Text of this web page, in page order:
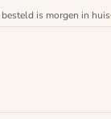
is morgen in huis